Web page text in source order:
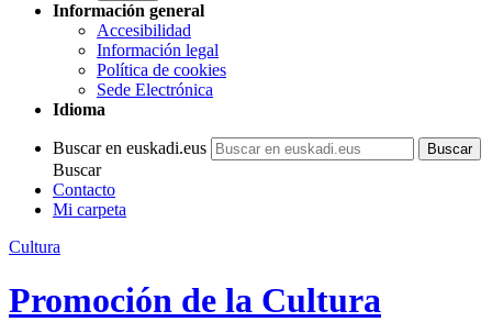
Información general
Accesibilidad
Información legal
Política de cookies
Sede Electrónica
Idioma
Buscar en euskadi.eus
Buscar
Contacto
Mi carpeta
Cultura
Promoción de la Cultura